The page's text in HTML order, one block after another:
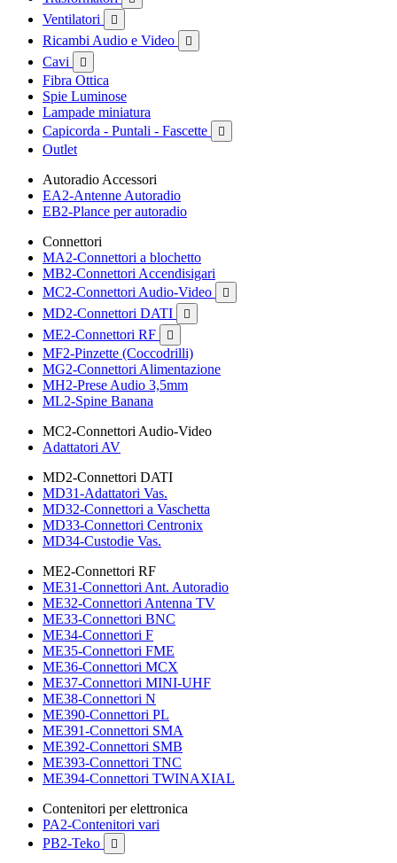
Ventilatori 
Ricambi Audio e Video 
Cavi 
Fibra Ottica
Spie Luminose
Lampade miniatura
Capicorda - Puntali - Fascette

Outlet
Autoradio Accessori
EA2-Antenne Autoradio
EB2-Plance per autoradio
Connettori
MA2-Connettori a blochetto
MB2-Connettori Accendisigari
MC2-Connettori Audio-Video

MD2-Connettori DATI 
ME2-Connettori RF 
MF2-Pinzette (Coccodrilli)
MG2-Connettori Alimentazione
MH2-Prese Audio 3,5mm
ML2-Spine Banana
MC2-Connettori Audio-Video
Adattatori AV
MD2-Connettori DATI
MD31-Adattatori Vas.
MD32-Connettori a Vaschetta
MD33-Connettori Centronix
MD34-Custodie Vas.
ME2-Connettori RF
ME31-Connettori Ant. Autoradio
ME32-Connettori Antenna TV
ME33-Connettori BNC
ME34-Connettori F
ME35-Connettori FME
ME36-Connettori MCX
ME37-Connettori MINI-UHF
ME38-Connettori N
ME390-Connettori PL
ME391-Connettori SMA
ME392-Connettori SMB
ME393-Connettori TNC
ME394-Connettori TWINAXIAL
Contenitori per elettronica
PA2-Contenitori vari
PB2-Teko
